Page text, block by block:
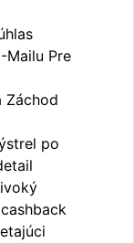
Mailu Pre
Záchod
po